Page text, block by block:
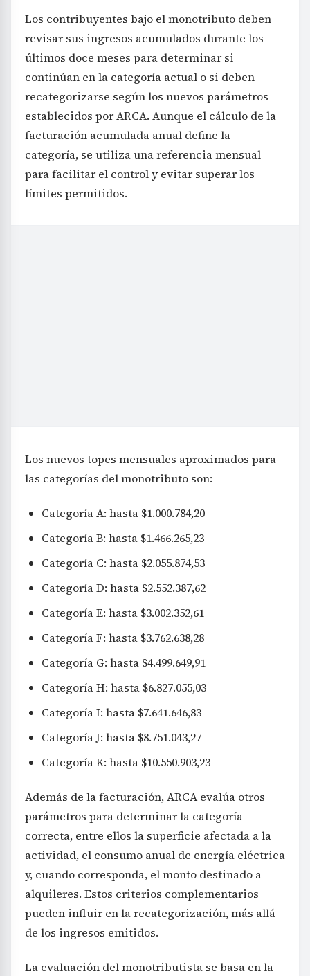
Los contribuyentes bajo el monotributo deben
revisar sus ingresos acumulados durante los
últimos doce meses para determinar si
continúan en la categoría actual o si deben
recategorizarse según los nuevos parámetros
establecidos por ARCA. Aunque el cálculo de la
facturación acumulada anual define la
categoría, se utiliza una referencia mensual
para facilitar el control y evitar superar los
límites permitidos.
Los nuevos topes mensuales aproximados para
las categorías del monotributo son:
Categoría A: hasta $1.000.784,20
Categoría B: hasta $1.466.265,23
Categoría C: hasta $2.055.874,53
Categoría D: hasta $2.552.387,62
Categoría E: hasta $3.002.352,61
Categoría F: hasta $3.762.638,28
Categoría G: hasta $4.499.649,91
Categoría H: hasta $6.827.055,03
Categoría I: hasta $7.641.646,83
Categoría J: hasta $8.751.043,27
Categoría K: hasta $10.550.903,23
Además de la facturación, ARCA evalúa otros
parámetros para determinar la categoría
correcta, entre ellos la superficie afectada a la
actividad, el consumo anual de energía eléctrica
y, cuando corresponda, el monto destinado a
alquileres. Estos criterios complementarios
pueden influir en la recategorización, más allá
de los ingresos emitidos.
La evaluación del monotributista se basa en la